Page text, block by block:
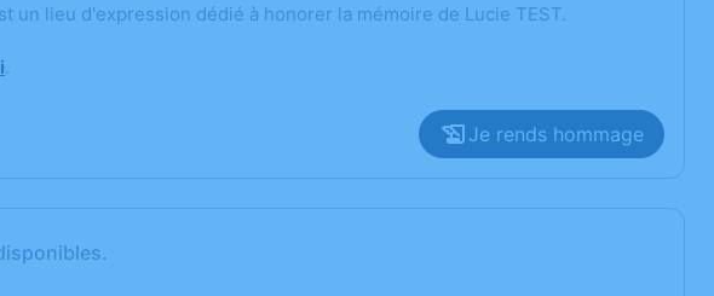
lieu d'expression dédié à honorer la mémoire de Lucie TEST.
.
Je rends hommage